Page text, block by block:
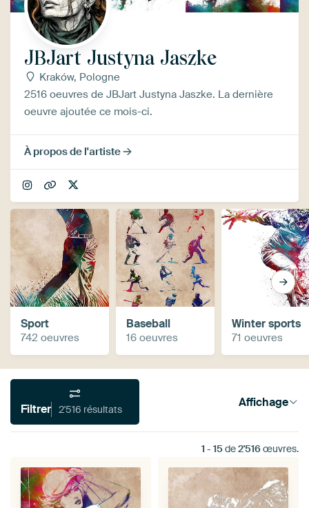
JBJart Justyna Jaszke
Kraków, Pologne
2516 oeuvres de JBJart Justyna Jaszke. La dernière
oeuvre ajoutée ce mois-ci.
À propos de l'artiste
Sport
742 oeuvres
Baseball
16 oeuvres
Winter sports
71 oeuvres
Filtrer 2'516 résultats Affichage
1 - 15de2'516œuvres.